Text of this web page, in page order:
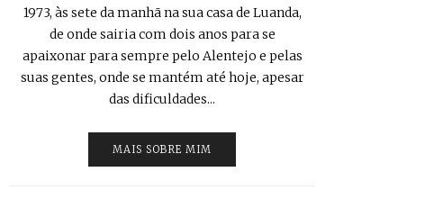
1973, às sete da manhã na sua casa de Luanda,
de onde sairia com dois anos para se
apaixonar para sempre pelo Alentejo e pelas
suas gentes, onde se mantém até hoje, apesar
das dificuldades...
MAIS SOBRE MIM